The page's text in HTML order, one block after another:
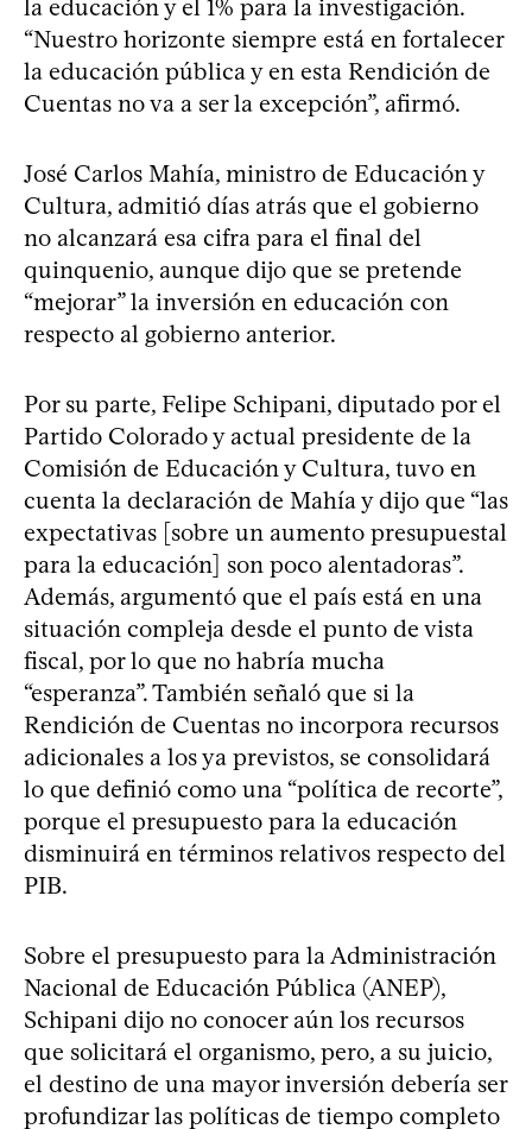
la educación y el 1% para la investigación.
“Nuestro horizonte siempre está en fortalecer
la educación pública y en esta Rendición de
Cuentas no va a ser la excepción”, afirmó.
José Carlos Mahía, ministro de Educación y
Cultura, admitió días atrás que el gobierno
no alcanzará esa cifra para el final del
quinquenio, aunque dijo que se pretende
“mejorar” la inversión en educación con
respecto al gobierno anterior.
Por su parte, Felipe Schipani, diputado por el
Partido Colorado y actual presidente de la
Comisión de Educación y Cultura, tuvo en
cuenta la declaración de Mahía y dijo que “las
expectativas [sobre un aumento presupuestal
para la educación] son poco alentadoras”.
Además, argumentó que el país está en una
situación compleja desde el punto de vista
fiscal, por lo que no habría mucha
“esperanza”. También señaló que si la
Rendición de Cuentas no incorpora recursos
adicionales a los ya previstos, se consolidará
lo que definió como una “política de recorte”,
porque el presupuesto para la educación
disminuirá en términos relativos respecto del
PIB.
Sobre el presupuesto para la Administración
Nacional de Educación Pública (ANEP),
Schipani dijo no conocer aún los recursos
que solicitará el organismo, pero, a su juicio,
el destino de una mayor inversión debería ser
profundizar las políticas de tiempo completo